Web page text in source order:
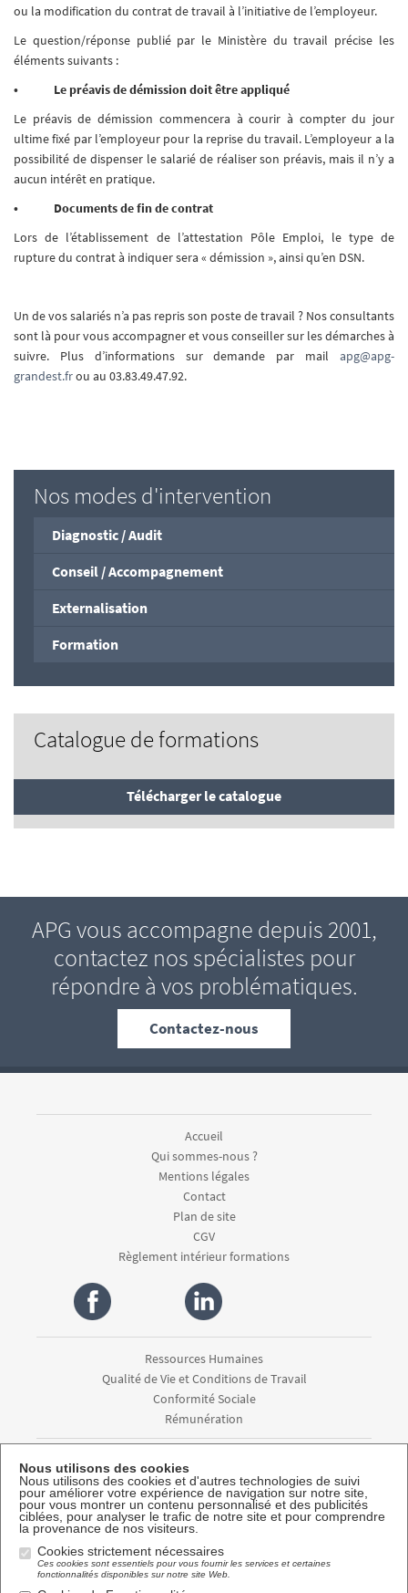
ou la modification du contrat de travail à l’initiative de l’employeur.
Le question/réponse publié par le Ministère du travail précise les
éléments suivants :
• Le préavis de démission doit être appliqué
Le préavis de démission commencera à courir à compter du jour
ultime fixé par l’employeur pour la reprise du travail. L’employeur a la
possibilité de dispenser le salarié de réaliser son préavis, mais il n’y a
aucun intérêt en pratique.
• Documents de fin de contrat
Lors de l’établissement de l’attestation Pôle Emploi, le type de
rupture du contrat à indiquer sera « démission », ainsi qu’en DSN.
Un de vos salariés n’a pas repris son poste de travail ? Nos consultants
sont là pour vous accompagner et vous conseiller sur les démarches à
suivre. Plus d’informations sur demande par mail apg@apg-
grandest.frou au 03.83.49.47.92.
Nos modes d'intervention
Diagnostic / Audit
Conseil / Accompagnement
Externalisation
Formation
Catalogue de formations
Télécharger le catalogue
APG vous accompagne depuis 2001,
contactez nos spécialistes pour
répondre à vos problématiques.
Contactez-nous
Accueil
Qui sommes-nous ?
Mentions légales
Contact
Plan de site
CGV
Règlement intérieur formations
Ressources Humaines
Qualité de Vie et Conditions de Travail
Conformité Sociale
Rémunération
Diagnostic / Audit
Conseil / Accompagnement
Externalisation
Formation
Newsletter
Nous utilisons des cookies
Nous utilisons des cookies et d'autres technologies de suivi
pour améliorer votre expérience de navigation sur notre site,
pour vous montrer un contenu personnalisé et des publicités
ciblées, pour analyser le trafic de notre site et pour comprendre
la provenance de nos visiteurs.
Cookies strictement nécessaires
Ces cookies sont essentiels pour vous fournir les services et certaines
fonctionnalités disponibles sur notre site Web.